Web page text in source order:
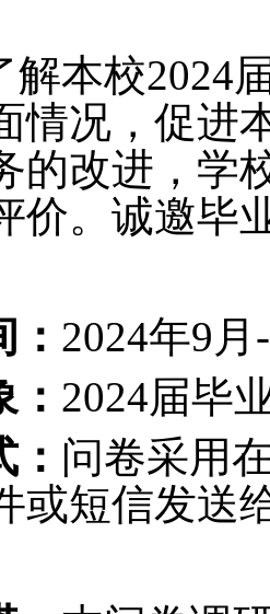
解本校2024
情况，促进
的改进，学
价。诚邀毕
2024年9 月
2024届毕
问卷采用
或短信发送